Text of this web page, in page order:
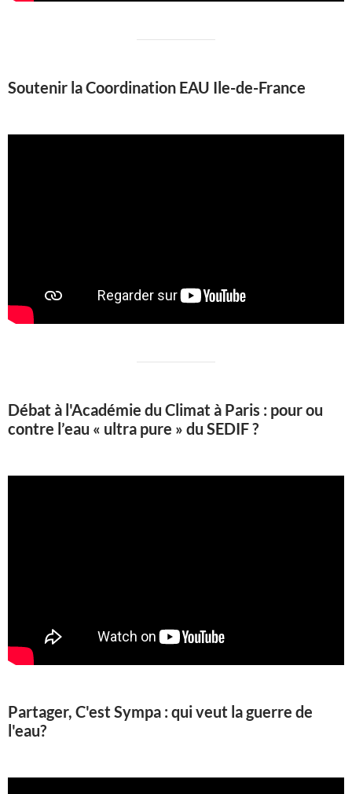
Soutenir la Coordination EAU Ile-de-France
Débat à l'Académie du Climat à Paris : pour ou
contre l’eau « ultra pure » du SEDIF ?
Partager, C'est Sympa : qui veut la guerre de
l'eau?